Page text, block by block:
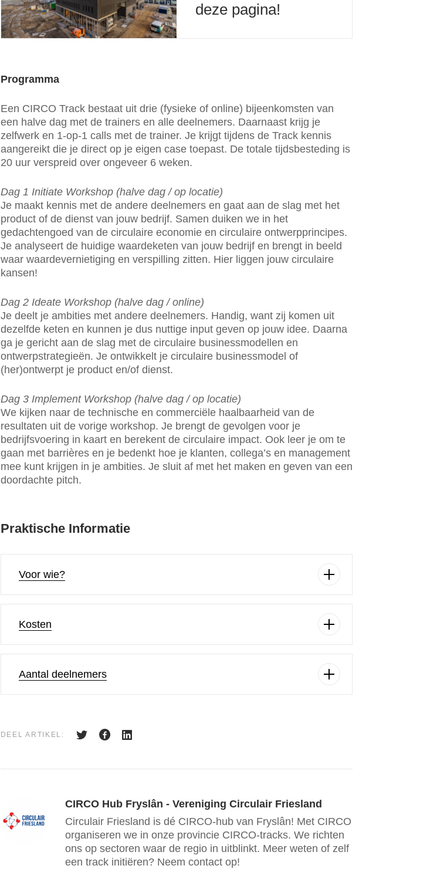
deze pagina!
Programma
Een CIRCO Track bestaat uit drie (fysieke of online) bijeenkomsten van
een halve dag met de trainers en alle deelnemers. Daarnaast krijg je
zelfwerk en 1-op-1 calls met de trainer. Je krijgt tijdens de Track kennis
aangereikt die je direct op je eigen case toepast. De totale tijdsbesteding is
20 uur verspreid over ongeveer 6 weken.
Dag 1 Initiate Workshop (halve dag / op locatie)
Je maakt kennis met de andere deelnemers en gaat aan de slag met het
product of de dienst van jouw bedrijf. Samen duiken we in het
gedachtengoed van de circulaire economie en circulaire ontwerpprincipes.
Je analyseert de huidige waardeketen van jouw bedrijf en brengt in beeld
waar waardevernietiging en verspilling zitten. Hier liggen jouw circulaire
kansen!
Dag 2 Ideate Workshop (halve dag / online)
Je deelt je ambities met andere deelnemers. Handig, want zij komen uit
dezelfde keten en kunnen je dus nuttige input geven op jouw idee. Daarna
ga je gericht aan de slag met de circulaire businessmodellen en
ontwerpstrategieën. Je ontwikkelt je circulaire businessmodel of
(her)ontwerpt je product en/of dienst.
Dag 3 Implement Workshop (halve dag / op locatie)
We kijken naar de technische en commerciële haalbaarheid van de
resultaten uit de vorige workshop. Je brengt de gevolgen voor je
bedrijfsvoering in kaart en berekent de circulaire impact. Ook leer je om te
gaan met barrières en je bedenkt hoe je klanten, collega’s en management
mee kunt krijgen in je ambities. Je sluit af met het maken en geven van een
doordachte pitch.
Praktische Informatie
Voor wie?
Kosten
Aantal deelnemers
DEEL ARTIKEL:
CIRCO Hub Fryslân - Vereniging Circulair Friesland
Circulair Friesland is dé CIRCO-hub van Fryslân! Met CIRCO
organiseren we in onze provincie CIRCO-tracks. We richten
ons op sectoren waar de regio in uitblinkt. Meer weten of zelf
een track initiëren? Neem contact op!